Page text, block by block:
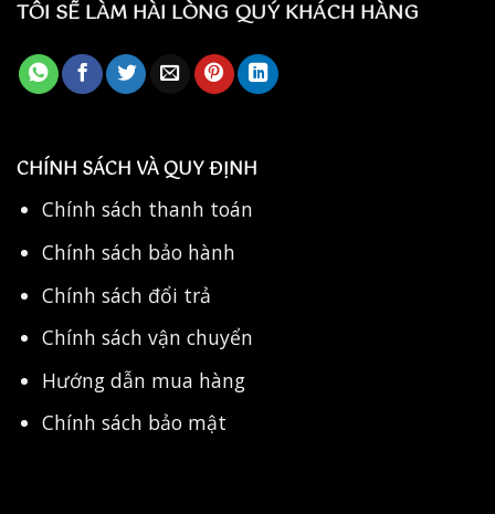
TÔI SẼ LÀM HÀI LÒNG QUÝ KHÁCH HÀNG
CHÍNH SÁCH VÀ QUY ĐỊNH
Chính sách thanh toán
Chính sách bảo hành
Chính sách đổi trả
Chính sách vận chuyển
Hướng dẫn mua hàng
Chính sách bảo mật